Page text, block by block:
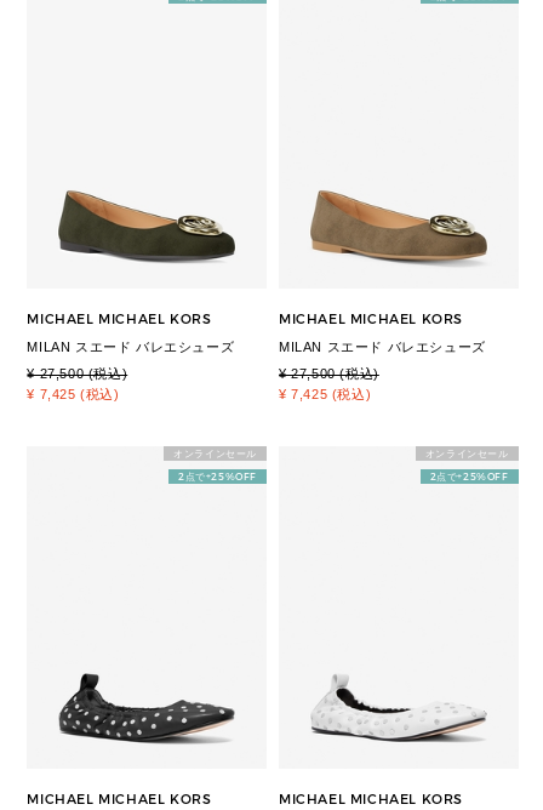
MICHAEL MICHAEL KORS
MILAN スエード バレエシューズ
¥ 27,500 (税込)
¥ 7,425 (税込)
MICHAEL MICHAEL KORS
MILAN スエード バレエシューズ
¥ 27,500 (税込)
¥ 7,425 (税込)
オンラインセール
2点で+25%OFF
MICHAEL MICHAEL KORS
オンラインセール
2点で+25%OFF
MICHAEL MICHAEL KORS